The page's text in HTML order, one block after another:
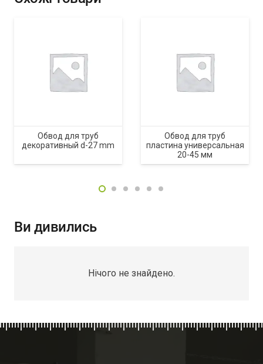
Обвод для труб
декоративный d-27 mm
Обвод для труб
пластина универсальная
20-45 мм
Ви дивились
Нічого не знайдено.